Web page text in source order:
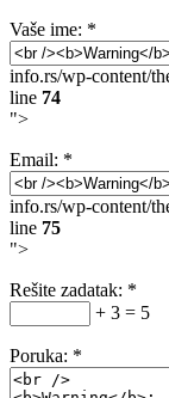
Vaše ime: *
info.rs/wp-content/
line 74
">
Email: *
info.rs/wp-content/
line 75
">
Rešite zadatak: *
+ 3 = 5
Poruka: *